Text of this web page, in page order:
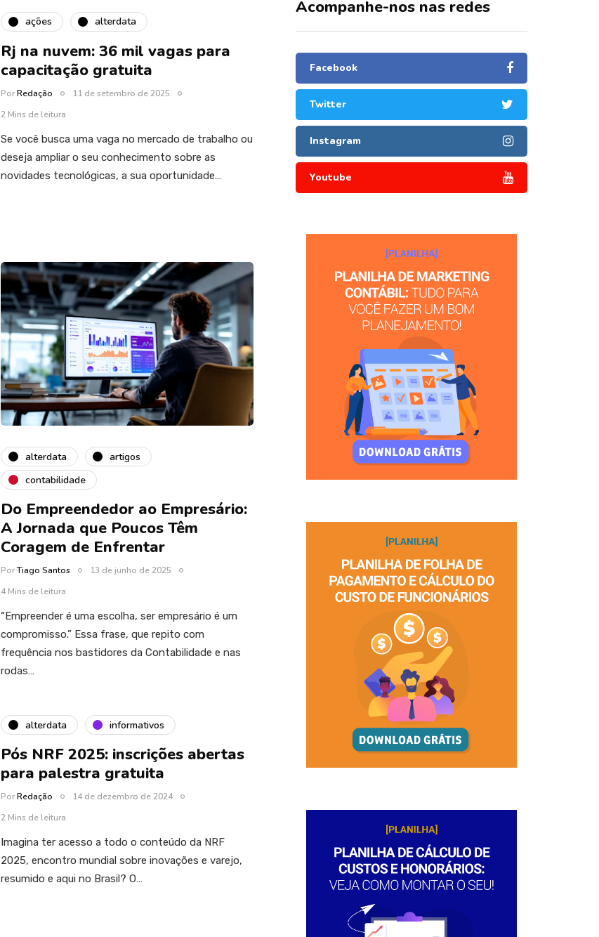
ações alterdata
Rj na nuvem: 36 mil vagas para
capacitação gratuita
PorRedação
11 de setembro de 2025
2 Mins de leitura
Se você busca uma vaga no mercado de trabalho ou
deseja ampliar o seu conhecimento sobre as
novidades tecnológicas, a sua oportunidade…
alterdata
artigos
contabilidade
Do Empreendedor ao Empresário:
A Jornada que Poucos Têm
Coragem de Enfrentar
PorTiago Santos
13 de junho de 2025
4 Mins de leitura
“Empreender é uma escolha, ser empresário é um
compromisso.” Essa frase, que repito com
frequência nos bastidores da Contabilidade e nas
rodas…
alterdata informativos
Pós NRF 2025: inscrições abertas
para palestra gratuita
PorRedação
14 de dezembro de 2024
2 Mins de leitura
Imagina ter acesso a todo o conteúdo da NRF
2025, encontro mundial sobre inovações e varejo,
resumido e aqui no Brasil? O…
Acompanhe-nos nas redes
Facebook
Twitter
Instagram
Youtube